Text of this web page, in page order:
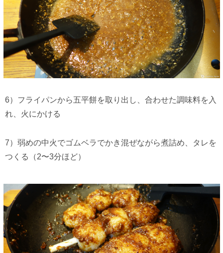
6）フライパンから五平餅を取り出し、合わせた調味料を入
れ、火にかける
7）弱めの中火でゴムベラでかき混ぜながら煮詰め、タレを
つくる（2〜3分ほど）